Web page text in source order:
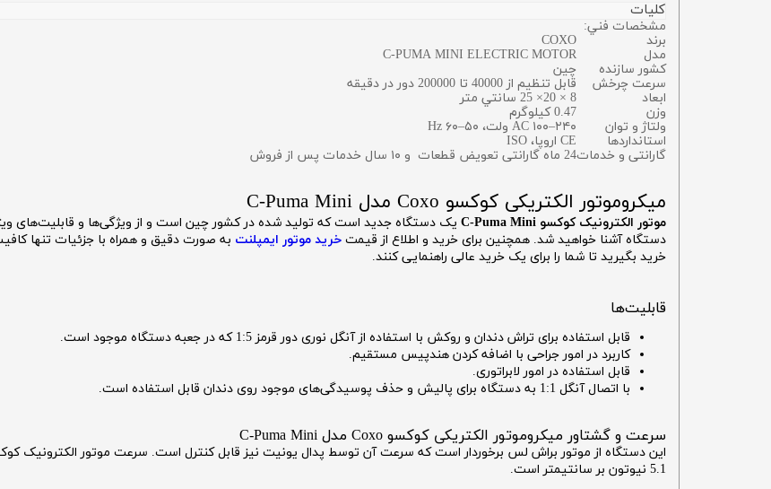
کلیات
مشخصات فني:
برند
COXO
مدل
C-PUMA MINI ELECTRIC MOTOR
کشور سازنده
چین
سرعت چرخش
قابل تنظیم از 40000 تا 200000 دور در دقیقه
ابعاد
8 × 20× 25 سانتي متر
وزن
0.47 كيلوگرم
ولتاژ و توان
AC ۱۰۰–۲۴۰ ولت، ۵۰–۶۰ Hz
استانداردها
CE اروپا، ISO
گارانتی و خدمات24 ماه گارانتی تعويض قطعات و ۱۰ سال خدمات پس از فروش
میکروموتور الکتریکی کوکسو Coxo مدل C-Puma Mini
موتور الکترونیک کوکسو C-Puma Mini
یک دستگاه جدید است که تولید شده در کشور چین است و از ویژگی‌ها و قابلیت‌های
دستگاه آشنا خواهید شد. همچنین برای خرید و اطلاع از قیمت خرید موتور ایمپلنت به صورت دقیق و همراه با جزئیات تنها
خرید بگیرید تا شما را برای یک خرید عالی راهنمایی کنند.
قابلیت‌ها
قابل استفاده برای تراش دندان و روکش با استفاده از آنگل نوری دور قرمز 1:5 که در جعبه دستگاه موجود است.
کاربرد در امور جراحی با اضافه کردن هندپیس مستقیم.
قابل استفاده در امور لابراتوری.
با اتصال آنگل 1:1 به دستگاه برای پالیش و حذف پوسیدگی‌های موجود روی دندان قابل استفاده است.
سرعت و گشتاور میکروموتور الکتریکی کوکسو Coxo مدل C-Puma Mini
5.1 نیوتون بر سانتیمتر است.